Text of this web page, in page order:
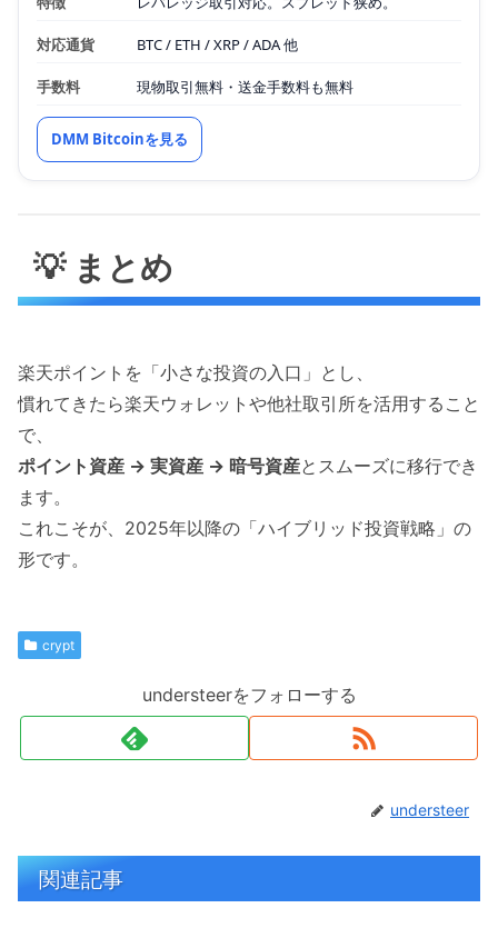
対応通貨 BTC / ETH / XRP / ADA 他
手数料 現物取引無料・送金手数料も無料
DMM Bitcoinを見る
💡 まとめ
楽天ポイントを「小さな投資の入口」とし、
慣れてきたら楽天ウォレットや他社取引所を活用すること
で、
ポイント資産 → 実資産 → 暗号資産とスムーズに移行でき
ます。
これこそが、2025年以降の「ハイブリッド投資戦略」の
形です。
crypt
understeerをフォローする
understeer
関連記事